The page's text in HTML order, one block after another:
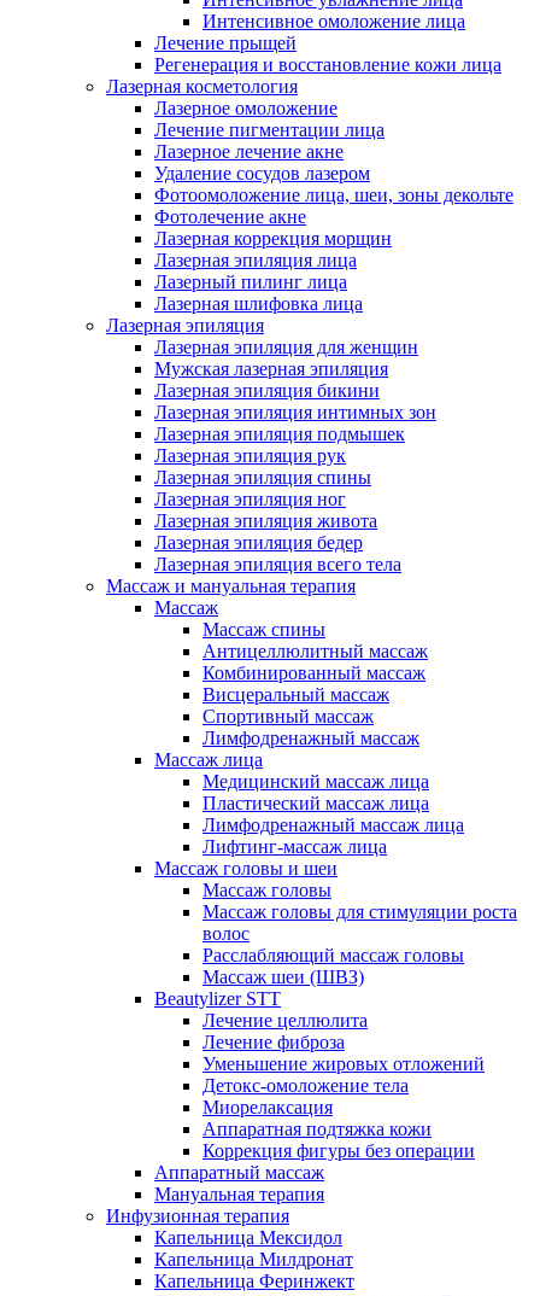
Интенсивное омоложение лица
Лечение прыщей
Регенерация и восстановление кожи лица
Лазерная косметология
Лазерное омоложение
Лечение пигментации лица
Лазерное лечение акне
Удаление сосудов лазером
Фотоомоложение лица, шеи, зоны декольте
Фотолечение акне
Лазерная коррекция морщин
Лазерная эпиляция лица
Лазерный пилинг лица
Лазерная шлифовка лица
Лазерная эпиляция
Лазерная эпиляция для женщин
Мужская лазерная эпиляция
Лазерная эпиляция бикини
Лазерная эпиляция интимных зон
Лазерная эпиляция подмышек
Лазерная эпиляция рук
Лазерная эпиляция спины
Лазерная эпиляция ног
Лазерная эпиляция живота
Лазерная эпиляция бедер
Лазерная эпиляция всего тела
Массаж и мануальная терапия
Массаж
Массаж спины
Антицеллюлитный массаж
Комбинированный массаж
Висцеральный массаж
Спортивный массаж
Лимфодренажный массаж
Массаж лица
Медицинский массаж лица
Пластический массаж лица
Лимфодренажный массаж лица
Лифтинг-массаж лица
Массаж головы и шеи
Массаж головы
Массаж головы для стимуляции роста
волос
Расслабляющий массаж головы
Массаж шеи (ШВЗ)
Beautylizer STT
Лечение целлюлита
Лечение фиброза
Уменьшение жировых отложений
Детокс-омоложение тела
Миорелаксация
Аппаратная подтяжка кожи
Коррекция фигуры без операции
Аппаратный массаж
Мануальная терапия
Инфузионная терапия
Капельница Мексидол
Капельница Милдронат
Капельница Феринжект